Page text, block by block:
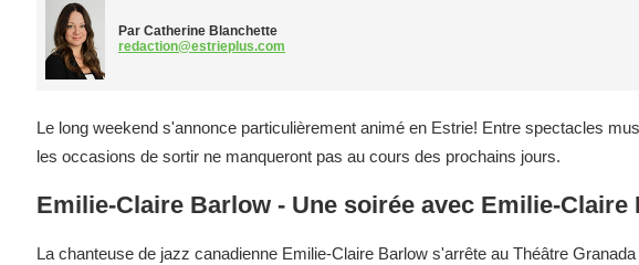
Par Catherine Blanchette
redaction@estrieplus.com
Le long weekend s'annonce particulièrement animé en Estrie! Entre spectacles
les occasions de sortir ne manqueront pas au cours des prochains jours.
Emilie-Claire Barlow - Une soirée avec Emilie-Claire
La chanteuse de jazz canadienne Emilie-Claire Barlow s'arrête au Théâtre